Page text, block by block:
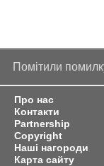
Помітили
Про нас
Контакти
Partnership
Copyright
Наші нагороди
Карта сайту